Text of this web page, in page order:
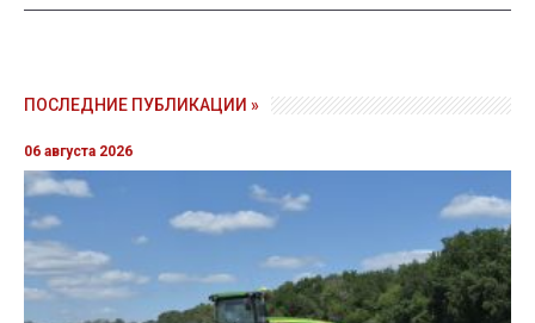
ПОСЛЕДНИЕ ПУБЛИКАЦИИ »
06 августа 2026